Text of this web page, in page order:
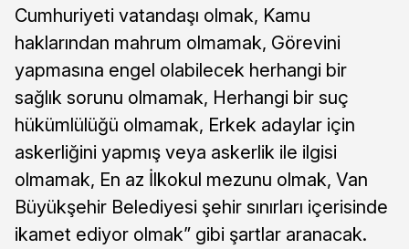
Cumhuriyeti vatandaşı olmak, Kamu
haklarından mahrum olmamak, Görevini
yapmasına engel olabilecek herhangi bir
sağlık sorunu olmamak, Herhangi bir suç
hükümlülüğü olmamak, Erkek adaylar için
askerliğini yapmış veya askerlik ile ilgisi
olmamak, En az İlkokul mezunu olmak, Van
Büyükşehir Belediyesi şehir sınırları içerisinde
ikamet ediyor olmak” gibi şartlar aranacak.